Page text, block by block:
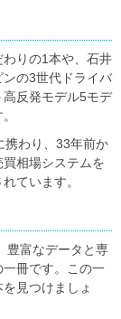
りの1本や、石井
の3世代ドライバ
反発モデル5モデ
携わり、33年前か
相場システムを
ています。
豊富なデータと専
冊です。この一
見つけましょ